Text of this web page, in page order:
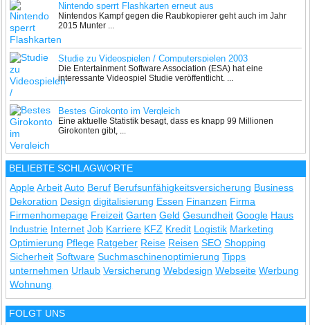
Nintendo sperrt Flashkarten erneut aus
Nintendos Kampf gegen die Raubkopierer geht auch im Jahr
2015 Munter ...
Studie zu Videospielen / Computerspielen 2003
Die Entertainment Software Association (ESA) hat eine
interessante Videospiel Studie veröffentlicht. ...
Bestes Girokonto im Vergleich
Eine aktuelle Statistik besagt, dass es knapp 99 Millionen
Girokonten gibt, ...
BELIEBTE SCHLAGWORTE
Apple Arbeit Auto Beruf Berufsunfähigkeitsversicherung Business
Dekoration Design digitalisierung Essen Finanzen Firma
Firmenhomepage Freizeit Garten Geld Gesundheit Google Haus
Industrie Internet Job Karriere KFZ Kredit Logistik Marketing
Optimierung Pflege Ratgeber Reise Reisen SEO Shopping
Sicherheit Software Suchmaschinenoptimierung Tipps
unternehmen Urlaub Versicherung Webdesign Webseite Werbung
Wohnung
FOLGT UNS